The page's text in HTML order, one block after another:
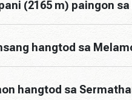
(2165 m) paingon
hangtod sa
hangtod sa